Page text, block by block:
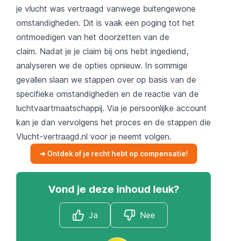
je vlucht was vertraagd vanwege buitengewone
omstandigheden. Dit is vaak een poging tot het
ontmoedigen van het doorzetten van de
claim. Nadat je je claim bij ons hebt ingediend,
analyseren we de opties opnieuw. In sommige
gevallen slaan we stappen over op basis van de
specifieke omstandigheden en de reactie van de
luchtvaartmaatschappij. Via je persoonlijke account
kan je dan vervolgens het proces en de stappen die
Vlucht-vertraagd.nl voor je neemt volgen.
➜ Ontdek of je recht hebt op compensatie!
Vond je deze inhoud leuk?
Ja Nee